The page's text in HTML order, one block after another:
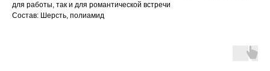
для работы, так и для романтической встречи
Состав: Шерсть, полиамид